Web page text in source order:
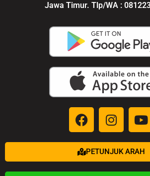
Jawa Timur. Tlp/WA :
PETUNJUK ARAH